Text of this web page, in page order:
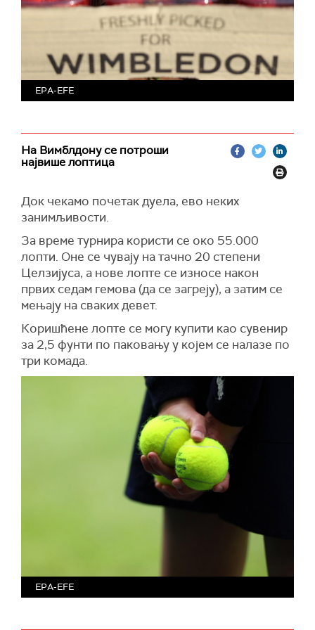
EPA-EFE
На Вимблдону се потроши
највише лоптица
Док чекамо почетак дуела, ево неких
занимљивости.
За време турнира користи се око 55.000
лопти. Оне се чувају на тачно 20 степени
Целзијуса, а нове лопте се износе након
првих седам гемова (да се загреју), а затим се
мењају на сваких девет.
Коришћене лопте се могу купити као сувенир
за 2,5 фунти по паковањуу којем се налазе по
три комада.
EPA-EFE